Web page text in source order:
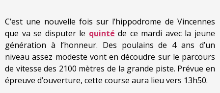
C’est une nouvelle fois sur l’hippodrome de Vincennes
que va se disputer le quinté de ce mardi avec la jeune
génération à l’honneur. Des poulains de 4 ans d’un
niveau assez modeste vont en découdre sur le parcours
de vitesse des 2100 mètres de la grande piste. Prévue en
épreuve d’ouverture, cette course aura lieu vers 13h50.